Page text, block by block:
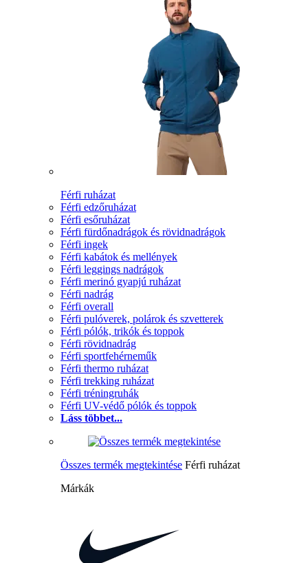
Férfi ruházat
Férfi edzőruházat
Férfi esőruházat
Férfi fürdőnadrágok és rövidnadrágok
Férfi ingek
Férfi kabátok és mellények
Férfi leggings nadrágok
Férfi merinó gyapjú ruházat
Férfi nadrág
Férfi overall
Férfi pulóverek, polárok és szvetterek
Férfi pólók, trikók és toppok
Férfi rövidnadrág
Férfi sportfehérneműk
Férfi thermo ruházat
Férfi trekking ruházat
Férfi tréningruhák
Férfi UV-védő pólók és toppok
Láss többet...
Összes termék megtekintése Férfi ruházat
Márkák